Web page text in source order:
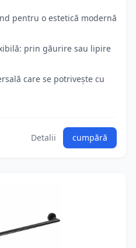
pentru o estetică modernă
prin găurire sau lipire
care se potrivește cu
Detalii cumpără